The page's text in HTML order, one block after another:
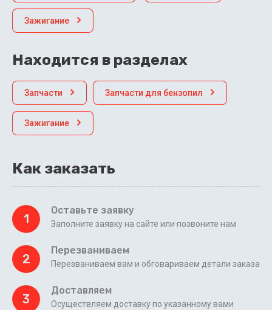
Зажигание
Находится в разделах
Запчасти Запчасти для бензопил
Зажигание
Как заказать
1
Оставьте заявку
Заполните заявку на сайте или позвоните нам
2
Перезваниваем
Перезваниваем вам и обговариваем детали заказа
3
Доставляем
Осуществляем доставку по указанному вами